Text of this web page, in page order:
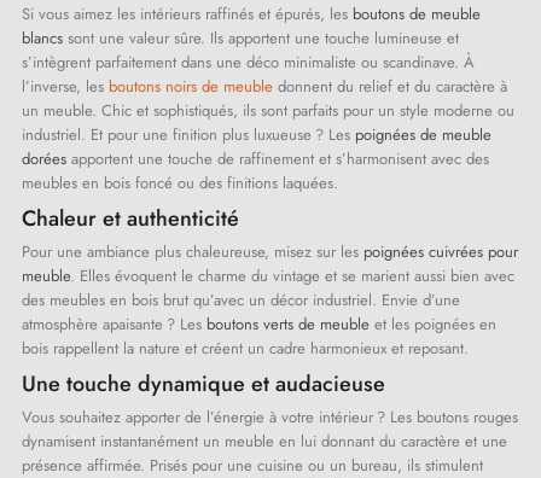
Si vous aimez les intérieurs raffinés et épurés, les boutons de meuble
blancs sont une valeur sûre. Ils apportent une touche lumineuse et
s’intègrent parfaitement dans une déco minimaliste ou scandinave. À
l’inverse, les boutons noirs de meuble donnent du relief et du caractère à
un meuble. Chic et sophistiqués, ils sont parfaits pour un style moderne ou
industriel. Et pour une finition plus luxueuse ? Les poignées de meuble
dorées apportent une touche de raffinement et s’harmonisent avec des
meubles en bois foncé ou des finitions laquées.
Chaleur et authenticité
Pour une ambiance plus chaleureuse, misez sur les poignées cuivrées pour
meuble. Elles évoquent le charme du vintage et se marient aussi bien avec
des meubles en bois brut qu’avec un décor industriel. Envie d’une
atmosphère apaisante ? Les boutons verts de meuble et les poignées en
bois rappellent la nature et créent un cadre harmonieux et reposant.
Une touche dynamique et audacieuse
Vous souhaitez apporter de l’énergie à votre intérieur ? Les boutons rouges
dynamisent instantanément un meuble en lui donnant du caractère et une
présence affirmée. Prisés pour une cuisine ou un bureau, ils stimulent